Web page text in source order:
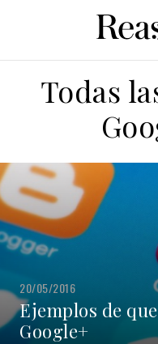
Todas
20/05/2016
Ejemplos de
Google+